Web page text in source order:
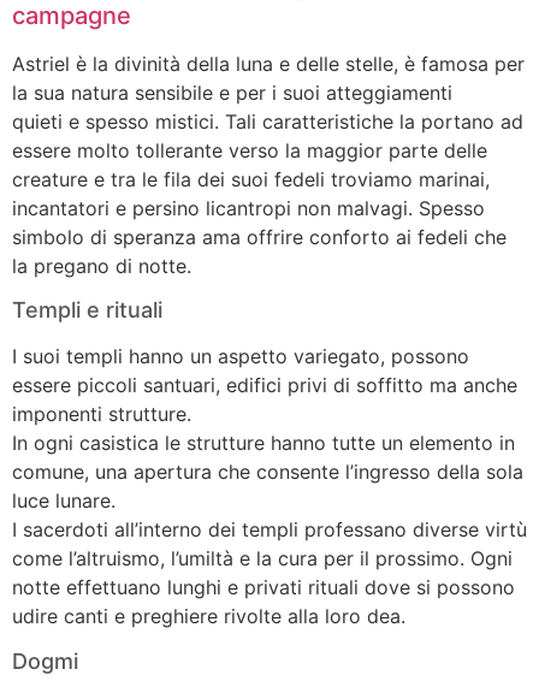
campagne
Astriel è la divinità della luna e delle stelle, è famosa per
la sua natura sensibile e per i suoi atteggiamenti
quieti e spesso mistici. Tali caratteristiche la portano ad
essere molto tollerante verso la maggior parte delle
creature e tra le fila dei suoi fedeli troviamo marinai,
incantatori e persino licantropi non malvagi. Spesso
simbolo di speranza ama offrire conforto ai fedeli che
la pregano di notte.
Templi e rituali
I suoi templi hanno un aspetto variegato, possono
essere piccoli santuari, edifici privi di soffitto ma anche
imponenti strutture.
In ogni casistica le strutture hanno tutte un elemento in
comune, una apertura che consente l’ingresso della sola
luce lunare.
I sacerdoti all’interno dei templi professano diverse virtù
come l’altruismo, l’umiltà e la cura per il prossimo. Ogni
notte effettuano lunghi e privati rituali dove si possono
udire canti e preghiere rivolte alla loro dea.
Dogmi